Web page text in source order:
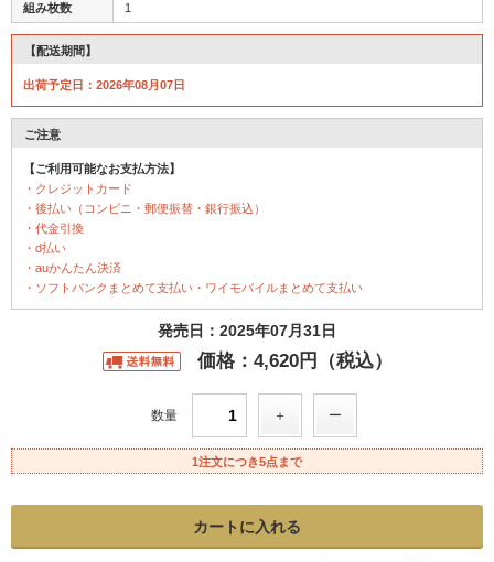
組み枚数 1
【配送期間】
出荷予定日：2026年08月07日
ご注意
【ご利用可能なお支払方法】
・クレジットカード
・後払い（コンビニ・郵便振替・銀行振込）
・代金引換
・d払い
・auかんたん決済
・ソフトバンクまとめて支払い・ワイモバイルまとめて支払い
発売日：2025年07月31日
価格：4,620円（税込）
数量
1注文につき5点まで